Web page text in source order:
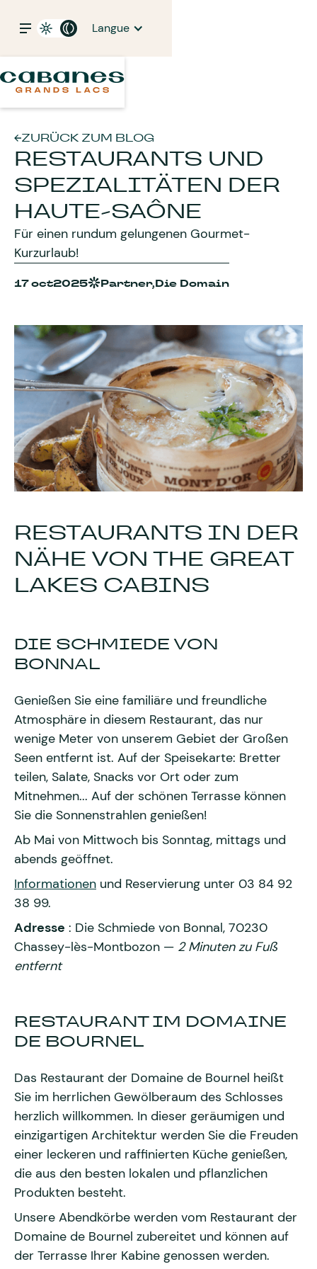
Langue
ZURÜCK ZUM BLOG
RESTAURANTS UND
SPEZIALITÄTEN DER
HAUTE-SAÔNE
Für einen rundum gelungenen Gourmet-
Kurzurlaub!
17 oct2025 Partner,Die Domain
RESTAURANTS IN DER
NÄHE VON THE GREAT
LAKES CABINS
DIE SCHMIEDE VON
BONNAL
Genießen Sie eine familiäre und freundliche
Atmosphäre in diesem Restaurant, das nur
wenige Meter von unserem Gebiet der Großen
Seen entfernt ist. Auf der Speisekarte: Bretter
teilen, Salate, Snacks vor Ort oder zum
Mitnehmen... Auf der schönen Terrasse können
Sie die Sonnenstrahlen genießen!
Ab Mai von Mittwoch bis Sonntag, mittags und
abends geöffnet.
Informationen und Reservierung unter 03 84 92
38 99.
Adresse : Die Schmiede von Bonnal, 70230
Chassey-lès-Montbozon — 2 Minuten zu Fuß
entfernt
RESTAURANT IM DOMAINE
DE BOURNEL
Das Restaurant der Domaine de Bournel heißt
Sie im herrlichen Gewölberaum des Schlosses
herzlich willkommen. In dieser geräumigen und
einzigartigen Architektur werden Sie die Freuden
einer leckeren und raffinierten Küche genießen,
die aus den besten lokalen und pflanzlichen
Produkten besteht.
Unsere Abendkörbe werden vom Restaurant der
Domaine de Bournel zubereitet und können auf
der Terrasse Ihrer Kabine genossen werden.